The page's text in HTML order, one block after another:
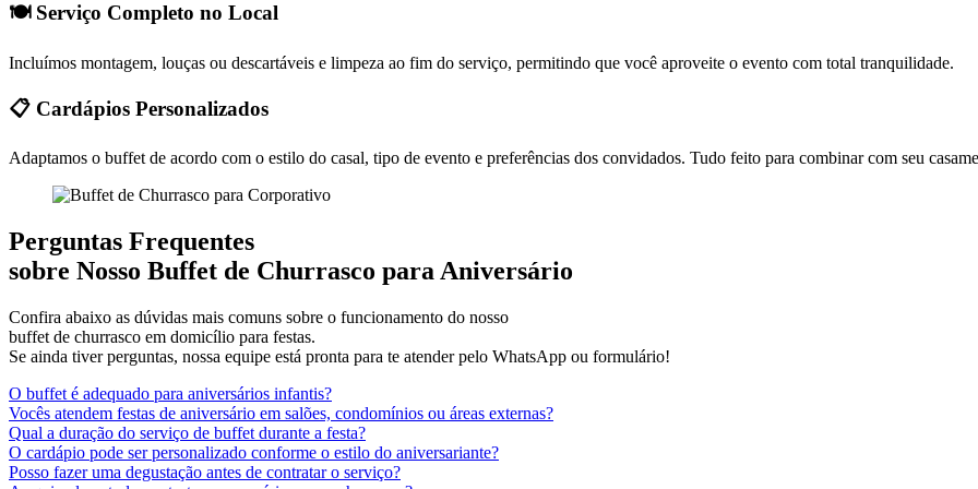
🍽️ Serviço Completo no Local
Incluímos montagem, louças ou descartáveis e limpeza ao fim do serviço, permitindo que você aproveite o evento com total tranquilidade.
📋 Cardápios Personalizados
Adaptamos o buffet de acordo com o estilo do casal, tipo de evento e preferências dos convidados. Tudo feito para combinar com seu
Perguntas Frequentes
sobre Nosso Buffet de Churrasco para Aniversário
Confira abaixo as dúvidas mais comuns sobre o funcionamento do nosso
buffet de churrasco em domicílio para festas.
Se ainda tiver perguntas, nossa equipe está pronta para te atender pelo WhatsApp ou formulário!
O buffet é adequado para aniversários infantis?
Vocês atendem festas de aniversário em salões, condomínios ou áreas externas?
Qual a duração do serviço de buffet durante a festa?
O cardápio pode ser personalizado conforme o estilo do aniversariante?
Posso fazer uma degustação antes de contratar o serviço?